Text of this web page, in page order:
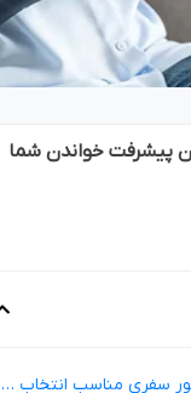
پیشرفت خواندن شما
چطور یک خودشور سفری مناسب انتخاب کنیم؟ راهنمای خرید برای کمپ و سفر